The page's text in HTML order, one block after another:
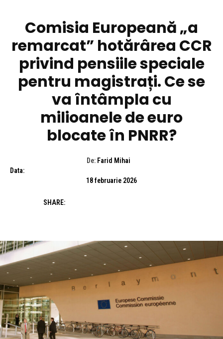
Comisia Europeană „a
remarcat” hotărârea CCR
privind pensiile speciale
pentru magistrați. Ce se
va întâmpla cu
milioanele de euro
blocate în PNRR?
De: Farid Mihai
Data:
18 februarie 2026
SHARE: